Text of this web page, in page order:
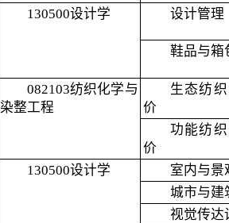
130500设计学 设计管理
鞋品与箱
082103纺织化学与
染整工程
生态纺
价
功能纺
价
130500设计学
室内与景
城市与建
视觉传达